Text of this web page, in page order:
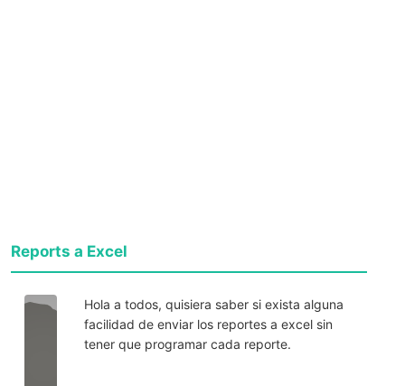
Reports a Excel
Hola a todos, quisiera saber si exista alguna
facilidad de enviar los reportes a excel sin
tener que programar cada reporte.